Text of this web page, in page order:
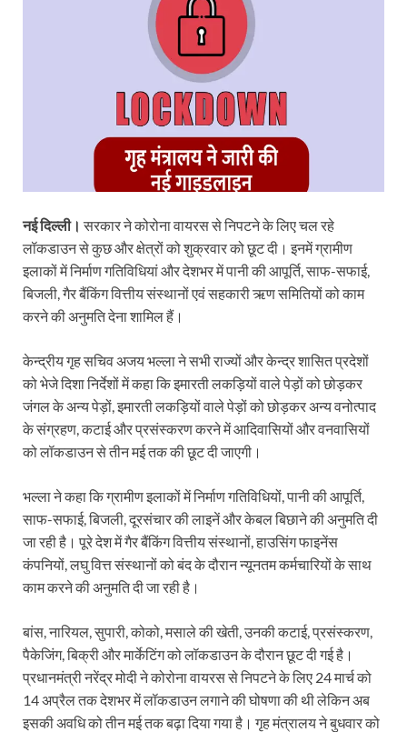
er
Fr
ie
n
dl
y
gr
a
m
k
नई दिल्ली। सरकार ने कोरोना वायरस से निपटने के लिए चल रहे
लॉकडाउन से कुछ और क्षेत्रों को शुक्रवार को छूट दी। इनमें ग्रामीण
इलाकों में निर्माण गतिविधियां और देशभर में पानी की आपूर्ति, साफ-सफाई,
बिजली, गैर बैंकिंग वित्तीय संस्थानों एवं सहकारी ऋण समितियों को काम
करने की अनुमति देना शामिल हैं।
केन्द्रीय गृह सचिव अजय भल्ला ने सभी राज्यों और केन्द्र शासित प्रदेशों
को भेजे दिशा निर्देशों में कहा कि इमारती लकड़ियों वाले पेड़ों को छोड़कर
जंगल के अन्य पेड़ों, इमारती लकड़ियों वाले पेड़ों को छोड़कर अन्य वनोत्पाद
के संग्रहण, कटाई और प्रसंस्करण करने में आदिवासियों और वनवासियों
को लॉकडाउन से तीन मई तक की छूट दी जाएगी।
भल्ला ने कहा कि ग्रामीण इलाकों में निर्माण गतिविधियों, पानी की आपूर्ति,
साफ-सफाई, बिजली, दूरसंचार की लाइनें और केबल बिछाने की अनुमति दी
जा रही है। पूरे देश में गैर बैंकिंग वित्तीय संस्थानों, हाउसिंग फाइनेंस
कंपनियों, लघु वित्त संस्थानों को बंद के दौरान न्यूनतम कर्मचारियों के साथ
काम करने की अनुमति दी जा रही है।
बांस, नारियल, सुपारी, कोको, मसाले की खेती, उनकी कटाई, प्रसंस्करण,
पैकेजिंग, बिक्री और मार्केटिंग को लॉकडाउन के दौरान छूट दी गई है।
प्रधानमंत्री नरेंद्र मोदी ने कोरोना वायरस से निपटने के लिए 24 मार्च को
14 अप्रैल तक देशभर में लॉकडाउन लगाने की घोषणा की थी लेकिन अब
इसकी अवधि को तीन मई तक बढ़ा दिया गया है। गृह मंत्रालय ने बुधवार को